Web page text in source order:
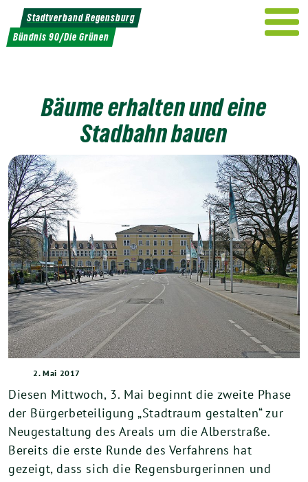
Weiter
zum
Inhalt
Stadtverband Regensburg
Bündnis 90/Die Grünen
Bäume erhalten und eine
Stadbahn bauen
2. Mai 2017
Die­sen Mitt­woch, 3. Mai beginnt die zwei­te Pha­se
der Bür­ger­be­tei­li­gung „Stadt­raum gestal­ten“ zur
Neu­ge­stal­tung des Are­als um die Alber­stra­ße.
Bereits die ers­te Run­de des Ver­fah­rens hat
gezeigt, dass sich die Regens­bur­ge­rin­nen und